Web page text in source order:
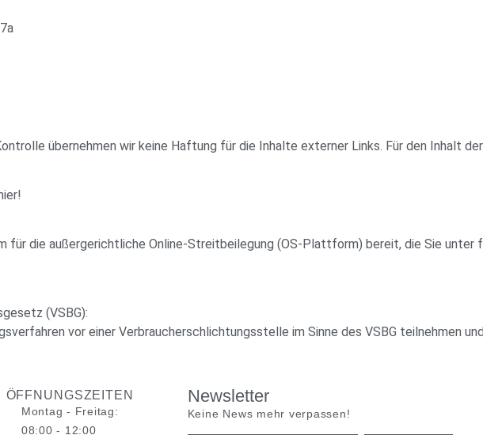
übernehmen wir keine Haftung für die Inhalte externer Links. Für den Inhalt
für die außergerichtliche Online-Streitbeilegung (OS-Plattform) bereit, die Sie unter
(VSBG):
vor einer Verbraucherschlichtungsstelle im Sinne des VSBG teilnehmen
ÖFFNUNGSZEITEN
Montag - Freitag:
08:00 - 12:00
Newsletter
Keine News mehr verpassen!